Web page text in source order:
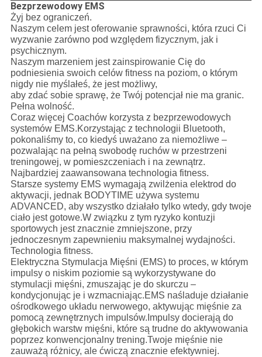
Bezprzewodowy EMS
Żyj bez ograniczeń.
Naszym celem jest oferowanie sprawności, która rzuci Ci
wyzwanie zarówno pod względem fizycznym, jak i
psychicznym.
Naszym marzeniem jest zainspirowanie Cię do
podniesienia swoich celów fitness na poziom, o którym
nigdy nie myślałeś, że jest możliwy,
aby zdać sobie sprawę, że Twój potencjał nie ma granic.
Pełna wolność.
Coraz więcej Coachów korzysta z bezprzewodowych
systemów EMS.Korzystając z technologii Bluetooth,
pokonaliśmy to, co kiedyś uważano za niemożliwe –
pozwalając na pełną swobodę ruchów w przestrzeni
treningowej, w pomieszczeniach i na zewnątrz.
Najbardziej zaawansowana technologia fitness.
Starsze systemy EMS wymagają zwilżenia elektrod do
aktywacji, jednak BODYTIME używa systemu
ADVANCED, aby wszystko działało tylko wtedy, gdy twoje
ciało jest gotowe.W związku z tym ryzyko kontuzji
sportowych jest znacznie zmniejszone, przy
jednoczesnym zapewnieniu maksymalnej wydajności.
Technologia fitness.
Elektryczna Stymulacja Mięśni (EMS) to proces, w którym
impulsy o niskim poziomie są wykorzystywane do
stymulacji mięśni, zmuszając je do skurczu –
kondycjonując je i wzmacniając.EMS naśladuje działanie
ośrodkowego układu nerwowego, aktywując mięśnie za
pomocą zewnętrznych impulsów.Impulsy docierają do
głębokich warstw mięśni, które są trudne do aktywowania
poprzez konwencjonalny trening.Twoje mięśnie nie
zauważą różnicy, ale ćwiczą znacznie efektywniej.